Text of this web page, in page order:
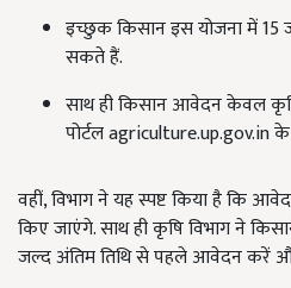
इच्छुक किसान इस योजना में
सकते हैं.
साथ ही किसान आवेदन केवल
पोर्टल agriculture.up.gov.in
वहीं, विभाग ने यह स्पष्ट किया है कि
किए जाएंगे. साथ ही कृषि विभाग ने
जल्द अंतिम तिथि से पहले आवेदन करें